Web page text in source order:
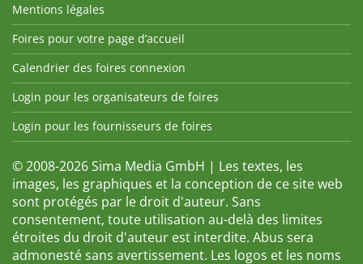
Mentions légales
Foires pour votre page d’accueil
Calendrier des foires connexion
Login pour les organisateurs de foires
Login pour les fournisseurs de foires
© 2008-2026 Sima Media GmbH | Les textes, les
images, les graphiques et la conception de ce site web
sont protégés par le droit d'auteur. Sans
consentement, toute utilisation au-delà des limites
étroites du droit d'auteur est interdite. Abus sera
admonesté sans avertissement. Les logos et les noms